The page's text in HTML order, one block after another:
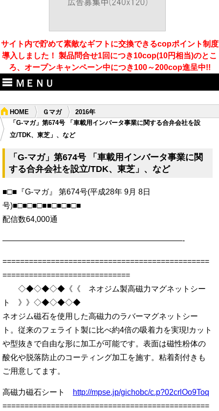
サイト内で貯めて素敵なギフトに交換できるcopポイント制度
導入しました！ 製品問合せ1回につき10cop(10円相当)のとこ
ろ、オープンキャンペーン中につき100～200cop進呈中!!
ＭＥＮＵ
HOME Ｇマガ
2016年
「G-マガ」第674号 「車載用インバータ事業に関する合弁会社を設
立/TDK、東芝」、など
「G-マガ」第674号 「車載用インバータ事業に関
する合弁会社を設立/TDK、東芝」、など
■□■『G-マガ』 第674号(平成28年 9月 8日
号)■□■□■□■■□■□■□■
配信数64,000通
———————————————————————-
===============================================
=============================
◇◆◇◆◇◆《《 ネオジム製高磁力マグネットシー
ト 》》◇◆◇◆◇◆
ネオジム磁石を使用した高磁力のラバーマグネットシー
ト。従来のフェライト製に比べ約4倍の吸着力を実現!カット
や型抜きで自由な形に加工が可能です。表面は磁性粉体の
酸化や脱落防止のコーティング加工を施す。粘着剤付きも
ご用意してます。
高磁力磁石シート
http://mpse.jp/gichobc/c.p?02crlOo9Toq
===============================================